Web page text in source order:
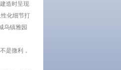
造时呈现
化细节打
乌镇雅园
是微利，